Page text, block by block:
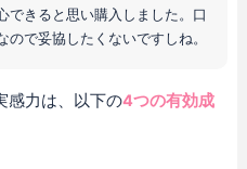
できると思い購入しました。口
ので妥協したくないですしね。
感力は、以下の4つの有効成